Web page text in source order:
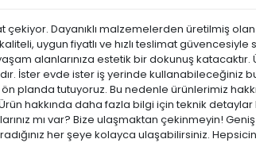
çekiyor. Dayanıklı malzemelerden üretilmiş
uygun fiyatlı ve hızlı teslimat güvencesiyle
alanlarınıza estetik bir dokunuş katacaktır.
İster evde ister iş yerinde kullanabileceğiniz bu
planda tutuyoruz. Bu nedenle ürünlerimiz
hakkında daha fazla bilgi için teknik
mı var? Bize ulaşmaktan çekinmeyin!
her şeye kolayca ulaşabilirsiniz.